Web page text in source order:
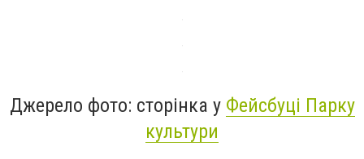
Джерело фото: сторінка у Фейсбуці Парку
культури